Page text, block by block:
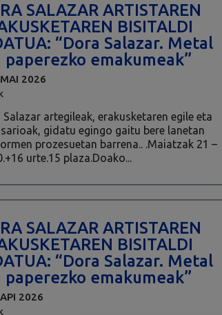
SALAZAR ARTISTAREN
BISITALDI
“Dora Salazar. Metal
paperezko emakumeak”
2026
Salazar artegileak, erakusketaren egile eta
gidatu egingo gaitu bere lanetan
prozesuetan barrena.. .Maiatzak 21 –
urte.15 plaza.Doako...
SALAZAR ARTISTAREN
BISITALDI
“Dora Salazar. Metal
paperezko emakumeak”
2026